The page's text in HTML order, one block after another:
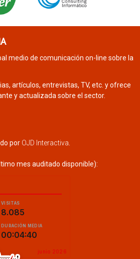
medio de comunicación on-line sobre la
artículos, entrevistas, TV, etc. y ofrece
y actualizada sobre el sector.
por OJD Interactiva
mes auditado disponible):